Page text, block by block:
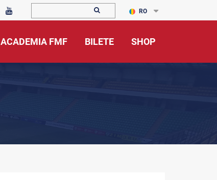
RO
ACADEMIA FMF BILETE SHOP